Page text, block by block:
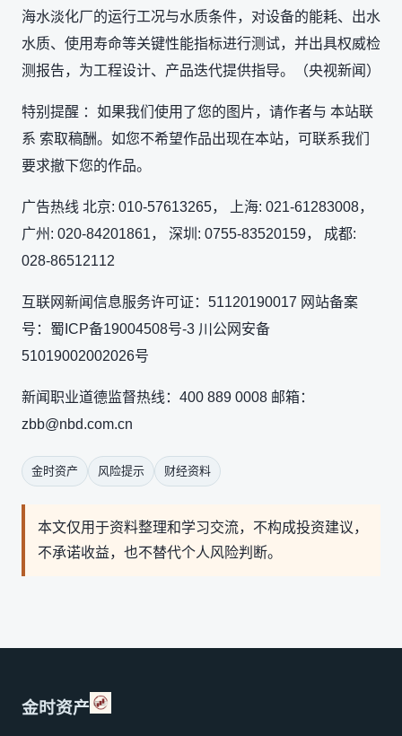
海水淡化厂的运行工况与水质条件，对设备的能耗、出水
水质、使用寿命等关键性能指标进行测试，并出具权威检
测报告，为工程设计、产品迭代提供指导。（央视新闻）
特别提醒 ：如果我们使用了您的图片，请作者与 本站联
系 索取稿酬。如您不希望作品出现在本站，可联系我们
要求撤下您的作品。
广告热线 北京: 010-57613265， 上海: 021-61283008，
广州: 020-84201861， 深圳: 0755-83520159， 成都:
028-86512112
互联网新闻信息服务许可证：51120190017 网站备案
号：蜀ICP备19004508号-3 川公网安备
51019002002026号
新闻职业道德监督热线：400 889 0008 邮箱：
zbb@nbd.com.cn
金时资产 风险提示 财经资料
本文仅用于资料整理和学习交流，不构成投资建议，
不承诺收益，也不替代个人风险判断。
金时资产